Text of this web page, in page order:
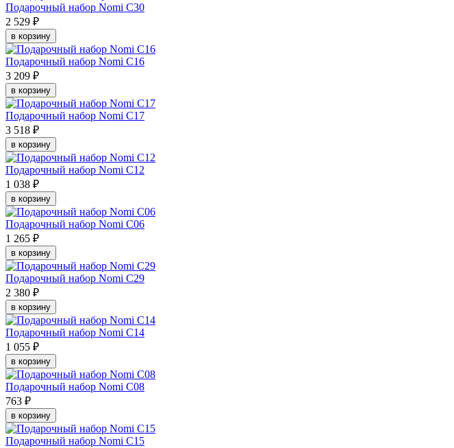
Подарочный набор Nomi C30
2 529 ₽
в корзину
Подарочный набор Nomi C16
3 209 ₽
в корзину
Подарочный набор Nomi C17
3 518 ₽
в корзину
Подарочный набор Nomi C12
1 038 ₽
в корзину
Подарочный набор Nomi C06
1 265 ₽
в корзину
Подарочный набор Nomi C29
2 380 ₽
в корзину
Подарочный набор Nomi C14
1 055 ₽
в корзину
Подарочный набор Nomi C08
763 ₽
в корзину
Подарочный набор Nomi C15